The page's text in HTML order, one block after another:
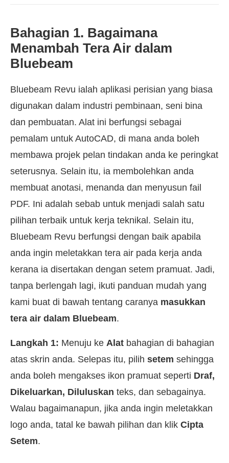
Bahagian 1. Bagaimana
Menambah Tera Air dalam
Bluebeam
Bluebeam Revu ialah aplikasi perisian yang biasa
digunakan dalam industri pembinaan, seni bina
dan pembuatan. Alat ini berfungsi sebagai
pemalam untuk AutoCAD, di mana anda boleh
membawa projek pelan tindakan anda ke peringkat
seterusnya. Selain itu, ia membolehkan anda
membuat anotasi, menanda dan menyusun fail
PDF. Ini adalah sebab untuk menjadi salah satu
pilihan terbaik untuk kerja teknikal. Selain itu,
Bluebeam Revu berfungsi dengan baik apabila
anda ingin meletakkan tera air pada kerja anda
kerana ia disertakan dengan setem pramuat. Jadi,
tanpa berlengah lagi, ikuti panduan mudah yang
kami buat di bawah tentang caranya masukkan
tera air dalam Bluebeam.
Langkah 1: Menuju ke Alat bahagian di bahagian
atas skrin anda. Selepas itu, pilih setem sehingga
anda boleh mengakses ikon pramuat seperti Draf,
Dikeluarkan, Diluluskan teks, dan sebagainya.
Walau bagaimanapun, jika anda ingin meletakkan
logo anda, tatal ke bawah pilihan dan klik Cipta
Setem.